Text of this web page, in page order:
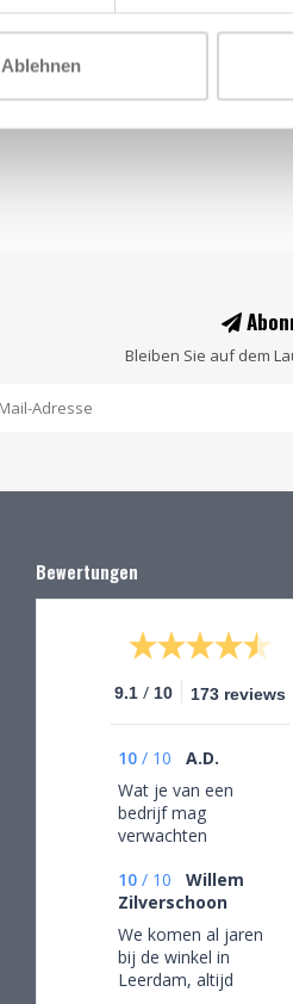
Ablehnen
Bleiben Sie auf dem
Bewertungen
9.1 / 10 173 reviews
10 / 10
A.D.
Wat je van een
bedrijf mag
verwachten
10 / 10
Willem
Zilverschoon
We komen al jaren
bij de winkel in
Leerdam, altijd